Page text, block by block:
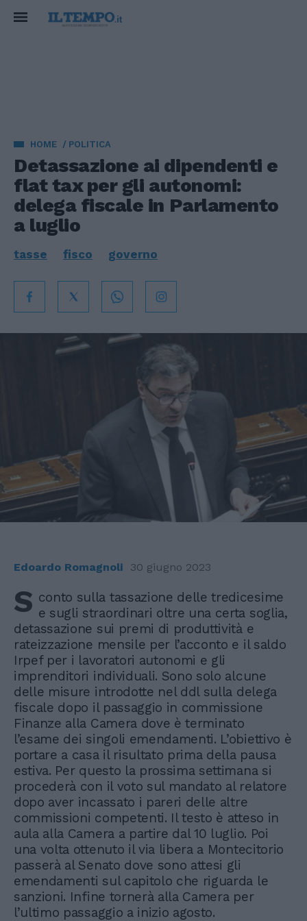
HOME POLITICA
Detassazione ai dipendenti e
flat tax per gli autonomi:
delega fiscale in Parlamento
a luglio
tasse fisco governo
Edoardo Romagnoli 30 giugno 2023
S conto sulla tassazione delle tredicesime
e sugli straordinari oltre una certa soglia,
detassazione sui premi di produttività e
rateizzazione mensile per l’acconto e il saldo
Irpef per i lavoratori autonomi e gli
imprenditori individuali. Sono solo alcune
delle misure introdotte nel ddl sulla delega
fiscale dopo il passaggio in commissione
Finanze alla Camera dove è terminato
l’esame dei singoli emendamenti. L’obiettivo è
portare a casa il risultato prima della pausa
estiva. Per questo la prossima settimana si
procederà con il voto sul mandato al relatore
dopo aver incassato i pareri delle altre
commissioni competenti. Il testo è atteso in
aula alla Camera a partire dal 10 luglio. Poi
una volta ottenuto il via libera a Montecitorio
passerà al Senato dove sono attesi gli
emendamenti sul capitolo che riguarda le
sanzioni. Infine tornerà alla Camera per
l’ultimo passaggio a inizio agosto.